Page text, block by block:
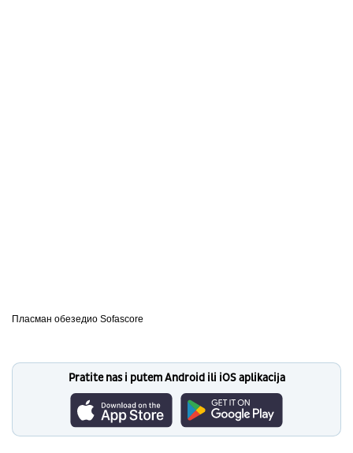
Пласман обезедио Sofascore
Pratite nas i putem Android ili iOS aplikacija